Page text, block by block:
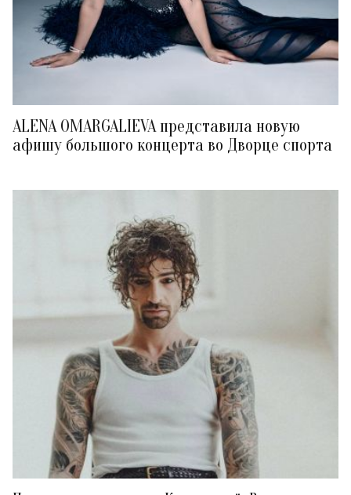
ALENA OMARGALIEVA представила новую
афишу большого концерта во Дворце спорта